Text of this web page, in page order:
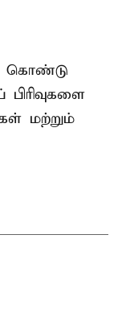
கொண்டு
மற்றும்